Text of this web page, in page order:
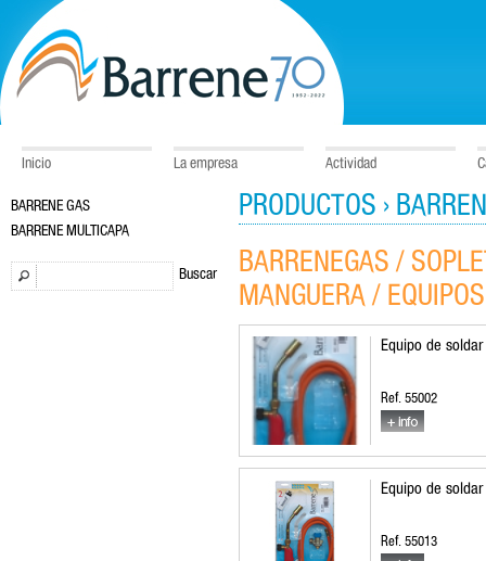
Inicio La empresa Actividad
BARRENE GAS
BARRENE MULTICAPA
Buscar
PRODUCTOS ›
BARRENEGAS /
MANGUERA / EQUIPOS
Equipo de
Ref. 55002
Equipo de
Ref. 55013